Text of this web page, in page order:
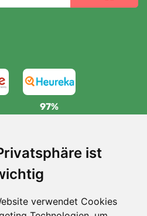
ist
verwendet Cookies
97%
und kostenlos
Bestellungen über 80 EUR
und Rückgabe
jederzeit innerhalb von 90 Tagen